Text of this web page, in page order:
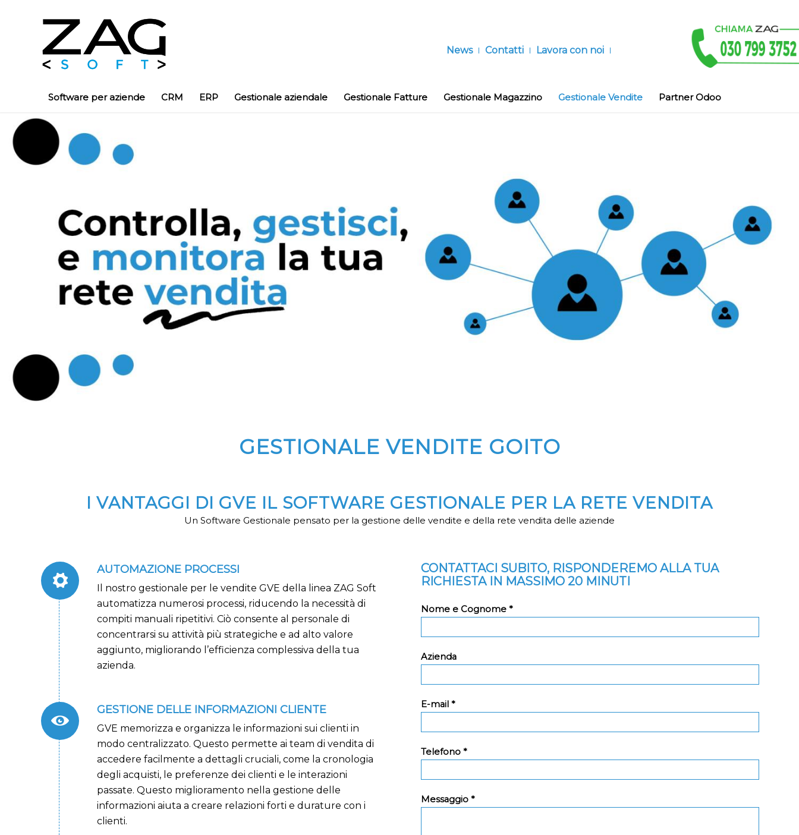
News Contatti Lavora con noi
Software per aziende CRM ERP Gestionale aziendale Gestionale Fatture Gestionale Magazzino Gestionale Vendite Partner Odoo
GESTIONALE VENDITE GOITO
I VANTAGGI DI GVE IL SOFTWARE GESTIONALE PER LA RETE VENDITA
Un Software Gestionale pensato per la gestione delle vendite e della rete vendita delle aziende
AUTOMAZIONE PROCESSI
Il nostro gestionale per le vendite GVE della linea ZAG Soft
automatizza numerosi processi, riducendo la necessità di
compiti manuali ripetitivi. Ciò consente al personale di
concentrarsi su attività più strategiche e ad alto valore
aggiunto, migliorando l’efficienza complessiva della tua
azienda.
GESTIONE DELLE INFORMAZIONI CLIENTE
GVE memorizza e organizza le informazioni sui clienti in
modo centralizzato. Questo permette ai team di vendita di
accedere facilmente a dettagli cruciali, come la cronologia
degli acquisti, le preferenze dei clienti e le interazioni
passate. Questo miglioramento nella gestione delle
informazioni aiuta a creare relazioni forti e durature con i
clienti.
CONTATTACI SUBITO, RISPONDEREMO ALLA TUA
RICHIESTA IN MASSIMO 20 MINUTI
Nome e Cognome *
Azienda
E-mail *
Telefono *
Messaggio *